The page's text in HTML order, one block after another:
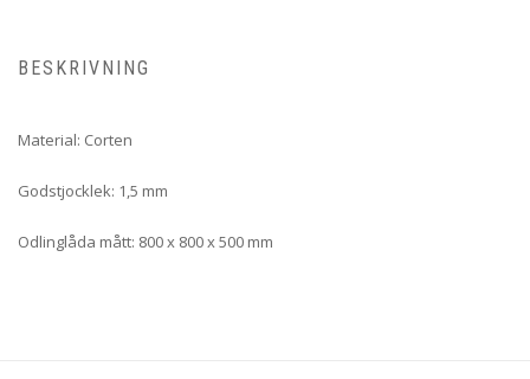
BESKRIVNING
Material: Corten
Godstjocklek: 1,5 mm
Odlinglåda mått: 800 x 800 x 500 mm